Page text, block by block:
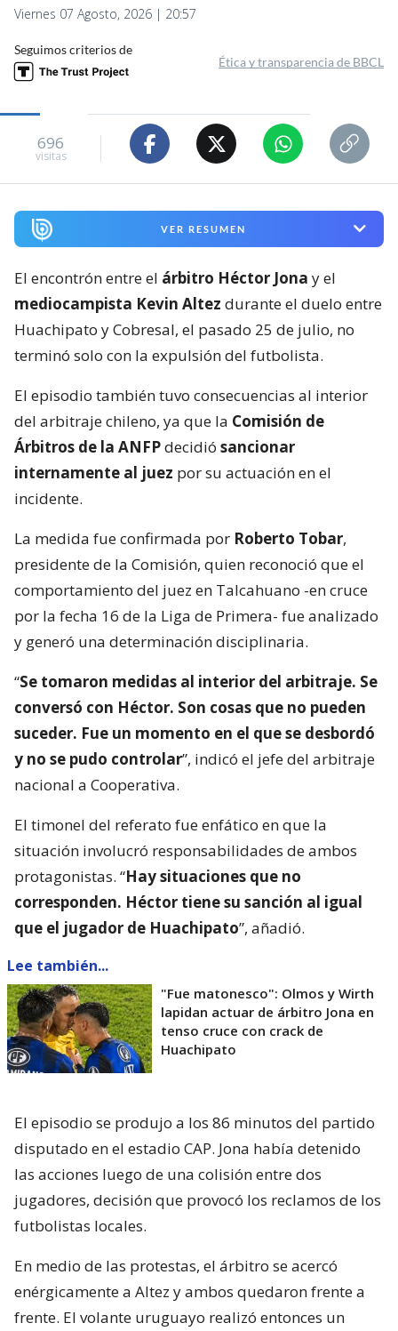
Viernes 07 Agosto, 2026 | 20:57
Seguimos criterios de
Ética y transparencia de BBCL
696
visitas
VER RESUMEN
El encontrón entre el árbitro Héctor Jona y el
mediocampista Kevin Altez durante el duelo entre
Huachipato y Cobresal, el pasado 25 de julio, no
terminó solo con la expulsión del futbolista.
El episodio también tuvo consecuencias al interior
del arbitraje chileno, ya que la Comisión de
Árbitros de la ANFPdecidió sancionar
internamente al juez por su actuación en el
incidente.
La medida fue confirmada por Roberto Tobar,
presidente de la Comisión, quien reconoció que el
comportamiento del juez en Talcahuano -en cruce
por la fecha 16 de la Liga de Primera- fue analizado
y generó una determinación disciplinaria.
“Se tomaron medidas al interior del arbitraje. Se
conversó con Héctor. Son cosas que no pueden
suceder. Fue un momento en el que se desbordó
y no se pudo controlar”, indicó el jefe del arbitraje
nacional a Cooperativa.
El timonel del referato fue enfático en que la
situación involucró responsabilidades de ambos
protagonistas. “Hay situaciones que no
corresponden. Héctor tiene su sanción al igual
que el jugador de Huachipato”, añadió.
Lee también...
"Fue matonesco": Olmos y Wirth
lapidan actuar de árbitro Jona en
tenso cruce con crack de
Huachipato
El episodio se produjo a los 86 minutos del partido
disputado en el estadio CAP. Jona había detenido
las acciones luego de una colisión entre dos
jugadores, decisión que provocó los reclamos de los
futbolistas locales.
En medio de las protestas, el árbitro se acercó
enérgicamente a Altez y ambos quedaron frente a
frente. El volante uruguayo realizó entonces un